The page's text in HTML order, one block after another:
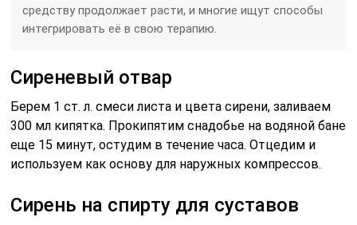
средству продолжает расти, и многие ищут способы
интегрировать её в свою терапию.
Сиреневый отвар
Берем 1 ст. л. смеси листа и цвета сирени, заливаем
300 мл кипятка. Прокипятим снадобье на водяной бане
еще 15 минут, остудим в течение часа. Отцедим и
используем как основу для наружных компрессов.
Сирень на спирту для суставов